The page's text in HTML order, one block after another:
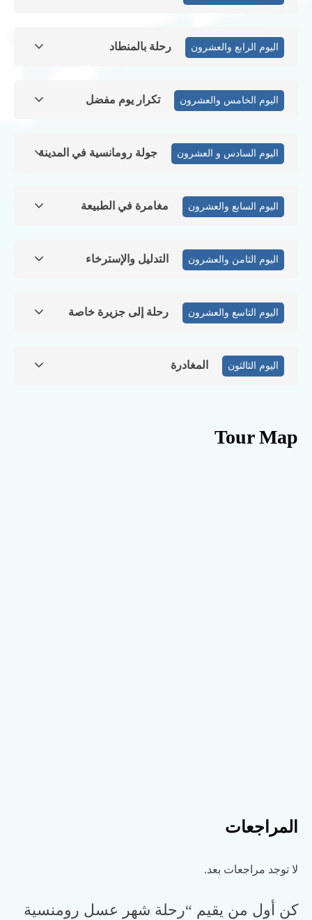
اليوم الرابع والعشرون رحلة بالمنطاد
اليوم الخامس والعشرون تكرار يوم مفضل
اليوم السادس و العشرون جولة رومانسية في المدينة
اليوم السابع والعشرون مغامرة في الطبيعة
اليوم الثامن والعشرون التدليل والإسترخاء
اليوم التاسع والعشرون رحلة إلى جزيرة خاصة
اليوم الثالثون المغادرة
Tour Map
المراجعات
لا توجد مراجعات بعد.
كن أول من يقيم “رحلة شهر عسل رومنسية